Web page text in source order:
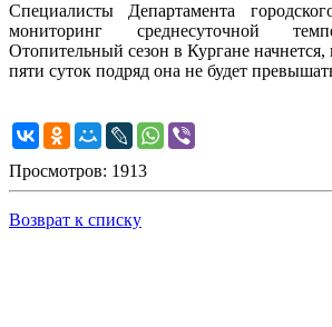
Специалисты Департамента
мониторинг среднесуточной
Отопительный сезон в Кургане начнется,
пяти суток подряд она не будет
Просмотров: 1913
Возврат к списку